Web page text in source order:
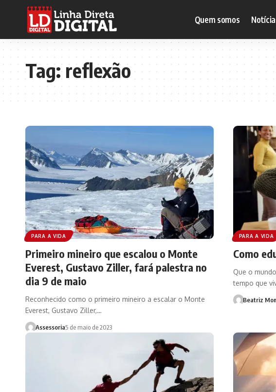
Quem somos
Tag:reflexão
PARA A VIDA
Primeiro mineiro que escalou o Monte
Everest, Gustavo Ziller, fará palestra no
dia 9 de maio
Reconhecido como o primeiro mineiro a escalar o Monte
Everest, Gustavo Ziller,…
Assessoria5 de maio de 2023
PARA A VIDA
Como
Que o
tempo que
Beatriz